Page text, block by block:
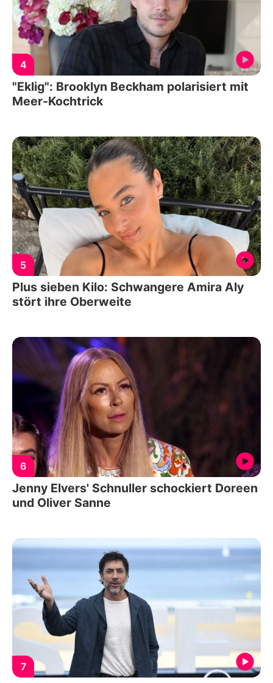
4
"Eklig": Brooklyn Beckham polarisiert mit
Meer-Kochtrick
5
Plus sieben Kilo: Schwangere Amira Aly
stört ihre Oberweite
6
Jenny Elvers' Schnuller schockiert Doreen
und Oliver Sanne
7